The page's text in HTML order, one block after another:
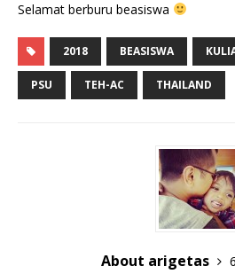
Selamat berburu beasiswa
2018 BEASISWA
PSU TEH-AC THAILAND
About arigetas